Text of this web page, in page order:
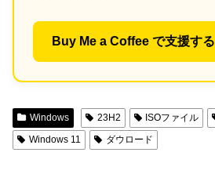
Buy Me a Coffee で支援する
Windows 23H2 ISOファイル
Windows 11
ダウロード